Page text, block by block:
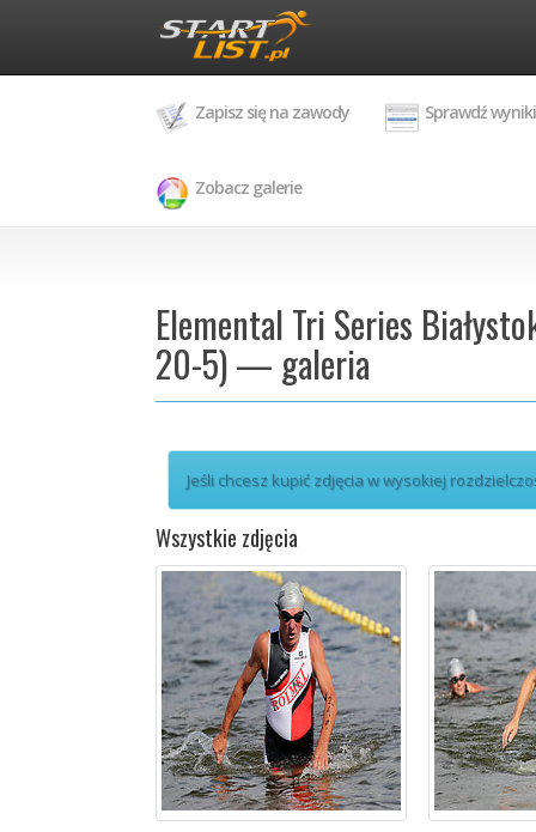
Zapisz się na zawody Sprawdź wyniki
Zobacz galerie
Elemental Tri Series
20-5) — galeria
Jeśli chcesz kupić zdjęcia w wysokiej
Wszystkie zdjęcia